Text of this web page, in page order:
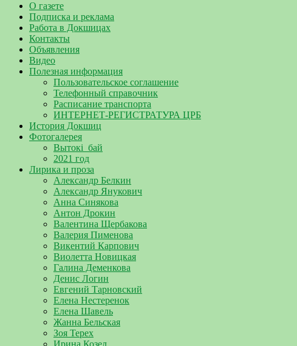
О газете
Подписка и реклама
Работа в Докшицах
Контакты
Объявления
Видео
Полезная информация
Пользовательское соглашение
Телефонный справочник
Расписание транспорта
ИНТЕРНЕТ-РЕГИСТРАТУРА ЦРБ
История Докшиц
Фотогалерея
Вытокі_бай
2021 год
Лирика и проза
Александр Белкин
Александр Янукович
Анна Синякова
Антон Дрокин
Валентина Щербакова
Валерия Пименова
Викентий Карпович
Виолетта Новицкая
Галина Деменкова
Денис Логин
Евгений Тарновский
Елена Нестеренок
Елена Шавель
Жанна Бельская
Зоя Терех